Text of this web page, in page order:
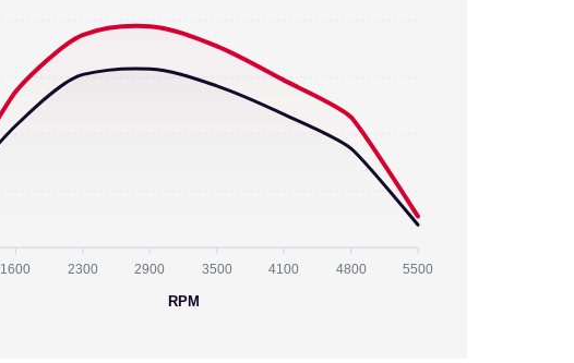
1600 2300 2900 3500 4100 4800 5500
RPM